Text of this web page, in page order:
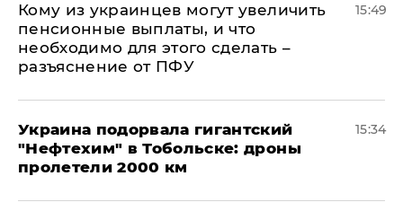
Кому из украинцев могут увеличить
пенсионные выплаты, и что
необходимо для этого сделать –
разъяснение от ПФУ
15:49
Украина подорвала гигантский
"Нефтехим" в Тобольске: дроны
пролетели 2000 км
15:34